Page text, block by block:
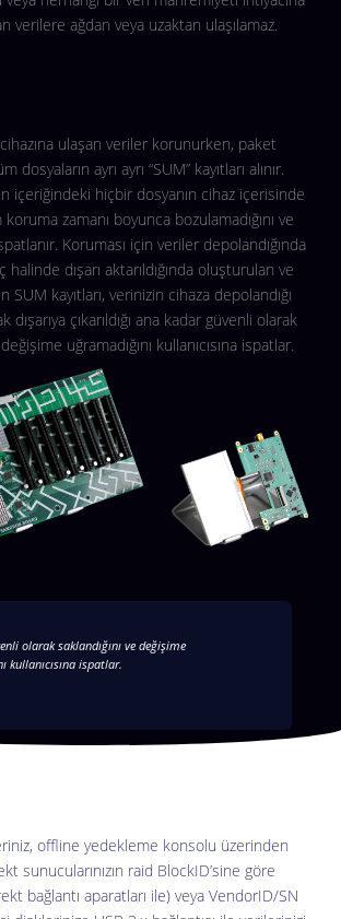
verilere ağdan veya uzaktan ulaşılamaz.
ulaşan veriler korunurken, paket
dosyaların ayrı ayrı “SUM” kayıtları alınır.
içeriğindeki hiçbir dosyanın cihaz içerisinde
zamanı boyunca bozulamadığını ve
Koruması için veriler depolandığında
dışarı aktarıldığında oluşturulan ve
SUM kayıtları, verinizin cihaza depolandığı
dışarıya çıkarıldığı ana kadar güvenli olarak
uğramadığını kullanıcısına ispatlar.
olarak saklandığını ve değişime
kullanıcısına ispatlar.
offline yedekleme konsolu üzerinden
sunucularınızın raid BlockID’sine göre
bağlantı aparatları ile) veya VendorID/SN